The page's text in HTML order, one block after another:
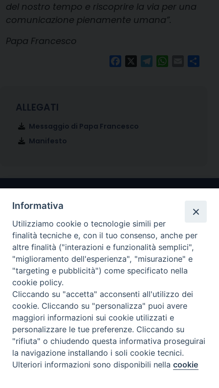
del nostro tempo e riscoprire la via per una
comunicazione pienamente umana”.
Papa Francesco
FacebookTelegramWhatsApp
Email
Messaggio di Papa Francesco
Manifesto
Arcidiocesi di Ravenna-Cervia
CONTATTI
Piazza Arcivescovado, 1 48121- Ravenna
tel 0544.541655
curia@diocesiravennacervia.it
Per segnalazioni tecniche e aggiornamenti:
webmaster@diocesiravennacervia.it
Preferenze Cookie
Informativa
Utilizziamo cookie o tecnologie simili per
finalità tecniche e, con il tuo consenso, anche per
altre finalità ("interazioni e funzionalità semplici",
"miglioramento dell'esperienza", "misurazione" e
"targeting e pubblicità") come specificato nella
cookie policy.
Cliccando su "accetta" acconsenti all'utilizzo dei
cookie. Cliccando su "personalizza" puoi avere
maggiori informazioni sui cookie utilizzati e
personalizzare le tue preferenze. Cliccando su
"rifiuta" o chiudendo questa informativa proseguirai
la navigazione installando i soli cookie tecnici.
Ulteriori informazioni sono disponibili nellacookie